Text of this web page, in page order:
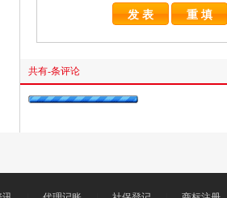
共有-条评论